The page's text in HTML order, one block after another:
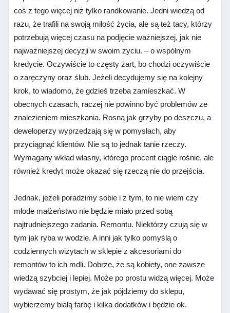
coś z tego więcej niż tylko randkowanie. Jedni wiedzą od
razu, że trafili na swoją miłość życia, ale są też tacy, którzy
potrzebują więcej czasu na podjęcie ważniejszej, jak nie
najważniejszej decyzji w swoim życiu. – o wspólnym
kredycie. Oczywiście to częsty żart, bo chodzi oczywiście
o zaręczyny oraz ślub. Jeżeli decydujemy się na kolejny
krok, to wiadomo, że gdzieś trzeba zamieszkać. W
obecnych czasach, raczej nie powinno być problemów ze
znalezieniem mieszkania. Rosną jak grzyby po deszczu, a
deweloperzy wyprzedzają się w pomysłach, aby
przyciągnąć klientów. Nie są to jednak tanie rzeczy.
Wymagany wkład własny, którego procent ciągle rośnie, ale
również kredyt może okazać się rzeczą nie do przejścia.
Jednak, jeżeli poradzimy sobie i z tym, to nie wiem czy
młode małżeństwo nie będzie miało przed sobą
najtrudniejszego zadania. Remontu. Niektórzy czują się w
tym jak ryba w wodzie. A inni jak tylko pomyślą o
codziennych wizytach w sklepie z akcesoriami do
remontów to ich mdli. Dobrze, że są kobiety, one zawsze
wiedzą szybciej i lepiej. Może po prostu widzą więcej. Może
wydawać się prostym, że jak pójdziemy do sklepu,
wybierzemy białą farbę i kilka dodatków i będzie ok.